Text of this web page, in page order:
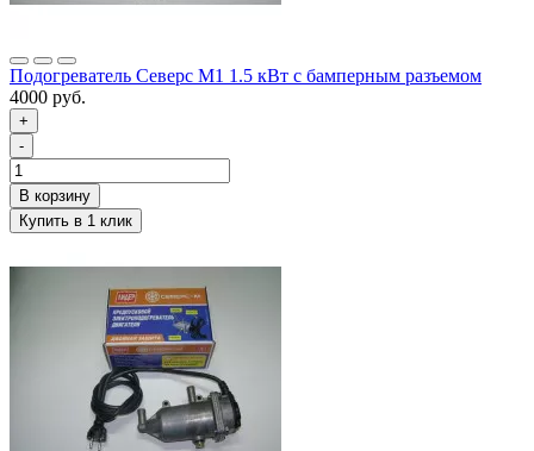
Подогреватель Северс М1 1.5 кВт с бамперным разъемом
4000 руб.
+
-